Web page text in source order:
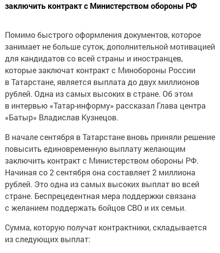
заключить контракт с Министерством обороны РФ
Помимо быстрого оформления документов, которое
занимает не больше суток, дополнительной мотивацией
для кандидатов со всей страны и иностранцев,
которые заключат контракт с Минобороны России
в Татарстане, является выплата до двух миллионов
рублей. Одна из самых высоких в стране. Об этом
в интервью «Татар-информу» рассказал Глава центра
«Батыр» Владислав Кузнецов.
В начале сентября в Татарстане вновь приняли решение
повысить единовременную выплату желающим
заключить контракт с Министерством обороны РФ.
Начиная со 2 сентября она составляет 2 миллиона
рублей. Это одна из самых высоких выплат во всей
стране. Беспрецедентная мера поддержки связана
с желанием поддержать бойцов СВО и их семьи.
Сумма, которую получат контрактники, складывается
из следующих выплат: